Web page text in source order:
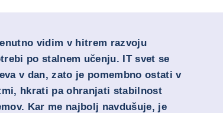
vidim v hitrem razvoju
po stalnem učenju. IT svet se
v dan, zato je pomembno ostati v
hkrati pa ohranjati stabilnost
Kar me najbolj navdušuje, je